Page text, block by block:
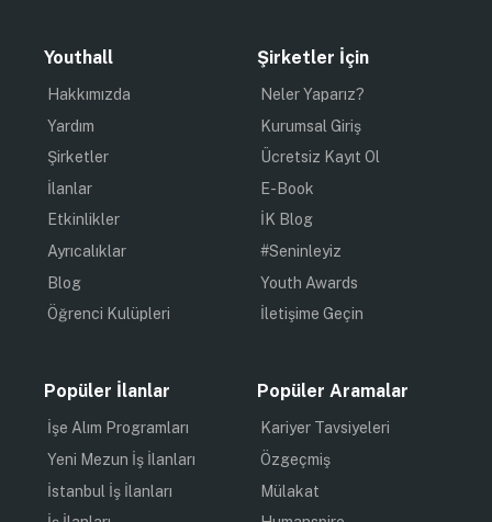
Youthall
Hakkımızda
Yardım
Şirketler
İlanlar
Etkinlikler
Ayrıcalıklar
Blog
Öğrenci Kulüpleri
Şirketler İçin
Neler Yaparız?
Kurumsal Giriş
Ücretsiz Kayıt Ol
E-Book
İK Blog
#Seninleyiz
Youth Awards
İletişime Geçin
Popüler İlanlar
İşe Alım Programları
Yeni Mezun İş İlanları
İstanbul İş İlanları
Popüler Aramalar
Kariyer Tavsiyeleri
Özgeçmiş
Mülakat